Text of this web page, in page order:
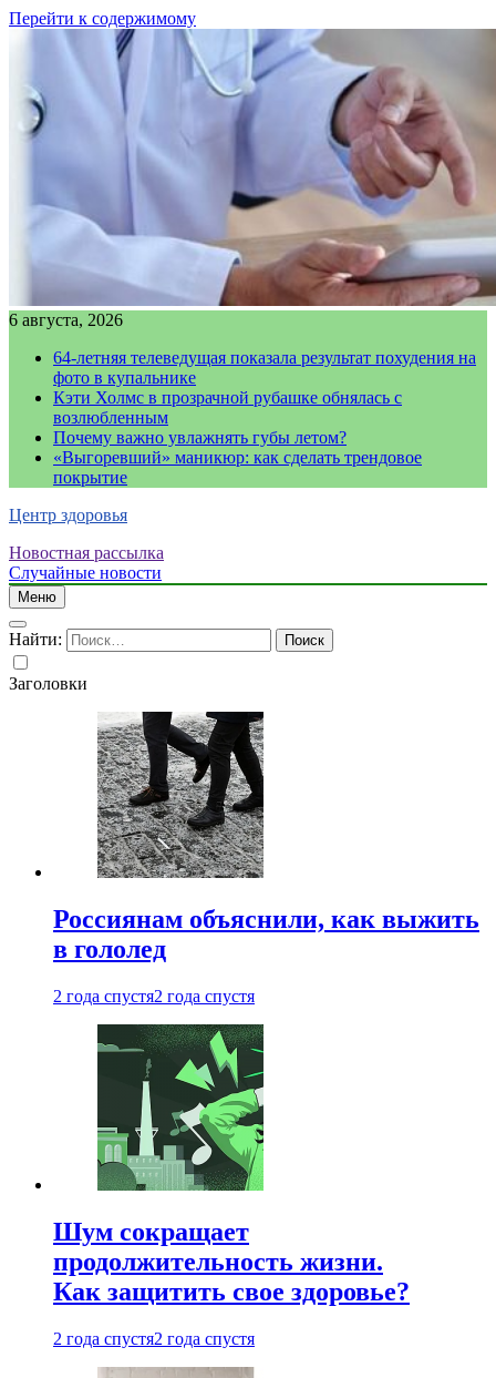
Перейти к содержимому
6 августа, 2026
64-летняя телеведущая показала результат похудения на
фото в купальнике
Кэти Холмс в прозрачной рубашке обнялась с
возлюбленным
Почему важно увлажнять губы летом?
«Выгоревший» маникюр: как сделать трендовое
покрытие
Центр здоровья
Новостная рассылка
Случайные новости
Меню
Найти:
Заголовки
Россиянам объяснили, как выжить
в гололед
2 года спустя2 года спустя
Шум сокращает
продолжительность жизни.
Как защитить свое здоровье?
2 года спустя2 года спустя